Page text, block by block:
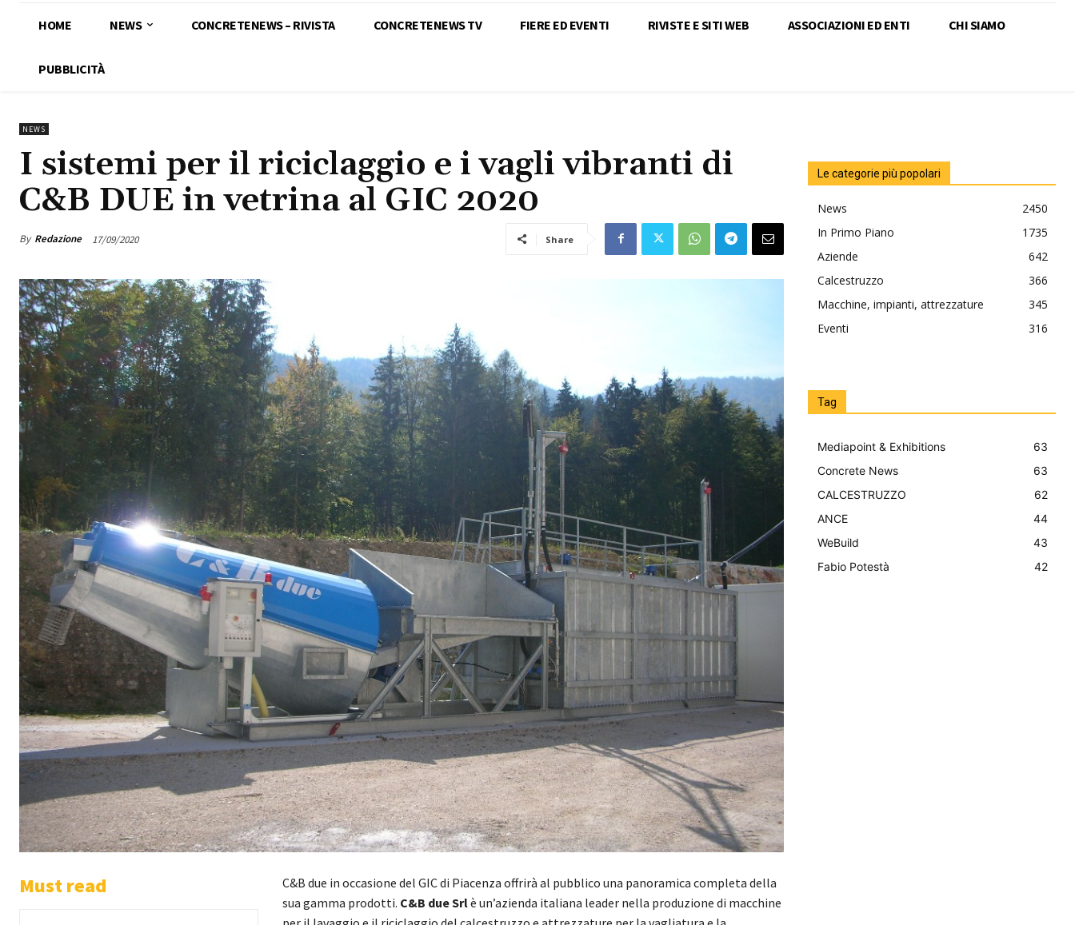
HOME NEWS CONCRETENEWS – RIVISTA CONCRETENEWS TV FIERE ED EVENTI RIVISTE E SITI WEB ASSOCIAZIONI ED ENTI CHI SIAMO
PUBBLICITÀ
NEWS
I sistemi per il riciclaggio e i vagli vibranti di
C&B DUE in vetrina al GIC 2020
By Redazione 17/09/2020 Share
Must read
C&B due in occasione del GIC di Piacenza offrirà al pubblico una panoramica completa della
sua gamma prodotti. C&B due Srlè un’azienda italiana leader nella produzione di macchine
Le categorie più popolari
News
2450
In Primo Piano
1735
Aziende
642
Calcestruzzo
366
Macchine, impianti, attrezzature
345
Eventi
316
Tag
Mediapoint & Exhibitions
63
Concrete News
63
CALCESTRUZZO
62
ANCE
44
WeBuild
43
Fabio Potestà
42